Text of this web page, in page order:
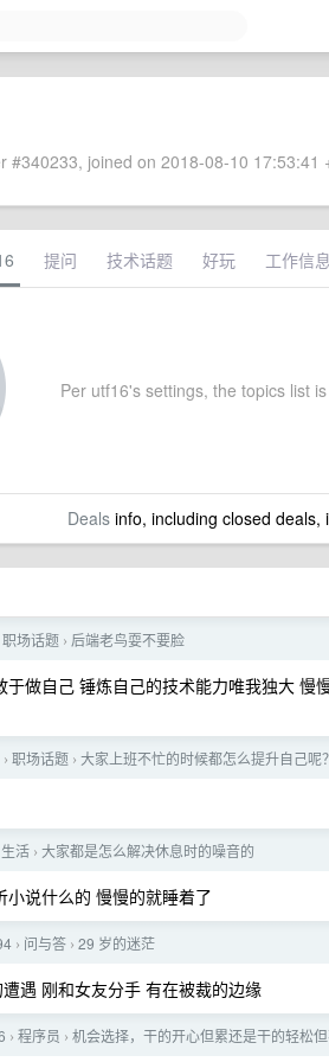
#340233, joined on 2018-08-10 17:53:41
提问 技术话题 好玩 工作信息
Per utf16's settings, the topics list
Dealsinfo, including closed deals,
职场话题 › 后端老鸟耍不要脸
于做自己 锤炼自己的技术能力唯我独大 慢
› 职场话题 › 大家上班不忙的时候都怎么提升自己呢？
生活 › 大家都是怎么解决休息时的噪音的
说什么的 慢慢的就睡着了
› 问与答 › 29 岁的迷茫
遇 刚和女友分手 有在被裁的边缘
› 程序员 › 机会选择，干的开心但累还是干的轻松